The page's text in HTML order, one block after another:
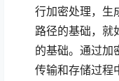
行加密处理，生
路径的基础，就
的基础。通过加
传输和存储过程